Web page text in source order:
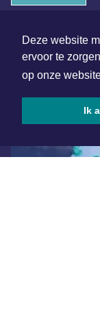
Deze website
ervoor te
op onze
Ik